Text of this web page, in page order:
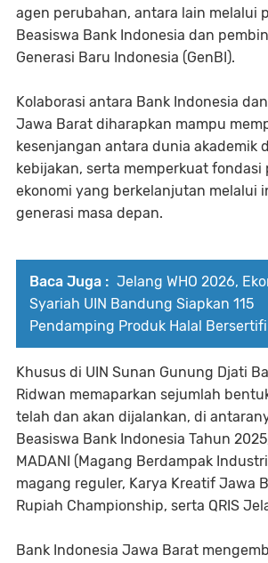
agen perubahan, antara lain melalui
Beasiswa Bank Indonesia dan
Generasi Baru Indonesia (GenBI).
Kolaborasi antara Bank Indonesia
Jawa Barat diharapkan mampu
kesenjangan antara dunia akademik
kebijakan, serta memperkuat fondasi
ekonomi yang berkelanjutan melalui
generasi masa depan.
Baca Juga : Jelang WHO 2026,
Syariah UIN Bandung Siapkan 115
Pendamping Produk Halal
Khusus di UIN Sunan Gunung Djati
Ridwan memaparkan sejumlah
telah dan akan dijalankan, di
Beasiswa Bank Indonesia Tahun
MADANI (Magang Berdampak
magang reguler, Karya Kreatif Jawa
Rupiah Championship, serta QRIS
Bank Indonesia Jawa Barat